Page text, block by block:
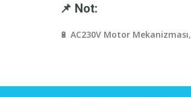
📌 Not:
🔋 AC230V Motor Mekanizması,